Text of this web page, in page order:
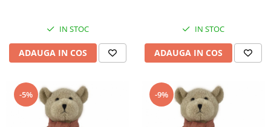
IN STOC
ADAUGA IN COS
IN STOC
ADAUGA IN COS
-5% -9%